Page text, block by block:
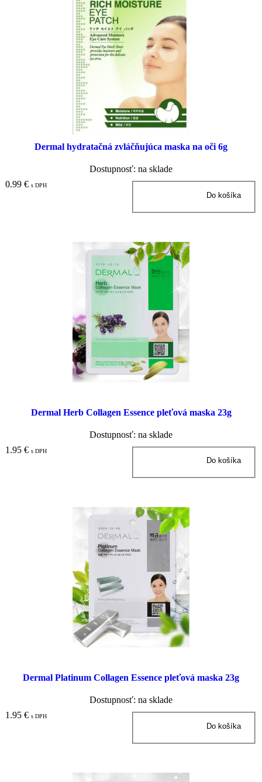
Dermal hydratačná zvláčňujúca maska na oči 6g
Dostupnosť: na sklade
0.99 € s DPH
Dermal Herb Collagen Essence pleťová maska 23g
Dostupnosť: na sklade
1.95 € s DPH
Dermal Platinum Collagen Essence pleťová maska 23g
Dostupnosť: na sklade
1.95 € s DPH